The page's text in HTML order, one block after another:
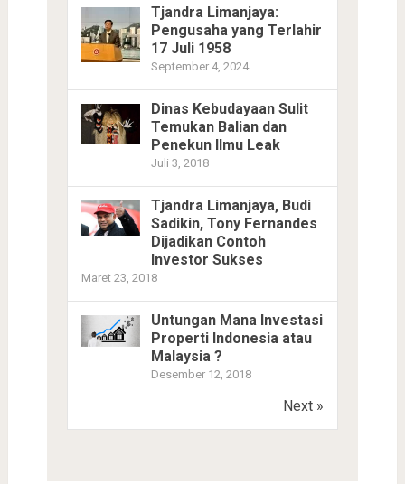
Tjandra Limanjaya:
Pengusaha yang Terlahir
17 Juli 1958
September 4, 2024
Dinas Kebudayaan Sulit
Temukan Balian dan
Penekun Ilmu Leak
Juli 3, 2018
Tjandra Limanjaya, Budi
Sadikin, Tony Fernandes
Dijadikan Contoh
Investor Sukses
Maret 23, 2018
Untungan Mana Investasi
Properti Indonesia atau
Malaysia ?
Desember 12, 2018
Next »